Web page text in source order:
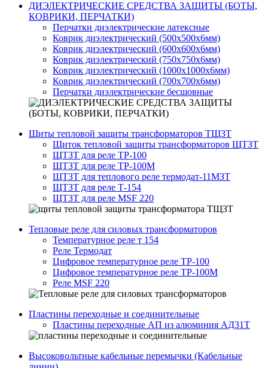
ДИЭЛЕКТРИЧЕСКИЕ СРЕДСТВА ЗАЩИТЫ (БОТЫ,
КОВРИКИ, ПЕРЧАТКИ)
Перчатки диэлектрические латексные
Коврик диэлектрический (500х500х6мм)
Коврик диэлектрический (600х600х6мм)
Коврик диэлектрический (750х750х6мм)
Коврик диэлектрический (1000х1000х6мм)
Коврик диэлектрический (700х700х6мм)
Перчатки диэлектрические бесшовные
Щиты тепловой защиты трансформаторов ТЩЗТ
Щиток тепловой защиты трансформаторов ЩТЗТ
ЩТЗТ для реле ТР-100
ЩТЗТ для реле ТР-100М
ЩТЗТ для теплового реле термодат-11МЗТ
ЩТЗТ для реле Т-154
ЩТЗТ для реле MSF 220
Тепловые реле для силовых трансформаторов
Температурное реле т 154
Реле Термодат
Цифровое температурное реле ТР-100
Цифровое температурное реле ТР-100М
Реле MSF 220
Пластины переходные и соединительные
Пластины переходные АП из алюминия АД31Т
Высоковольтные кабельные перемычки (Кабельные